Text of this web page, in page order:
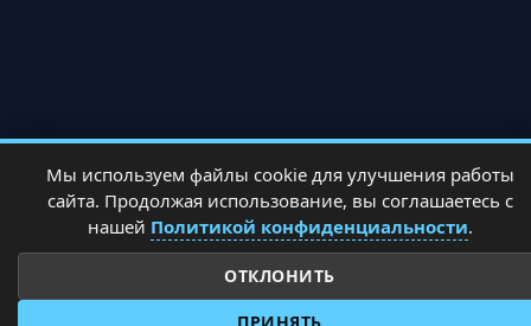
Мы используем файлы cookie для улучшения работы
сайта. Продолжая использование, вы соглашаетесь с
нашей Политикой конфиденциальности.
ОТКЛОНИТЬ